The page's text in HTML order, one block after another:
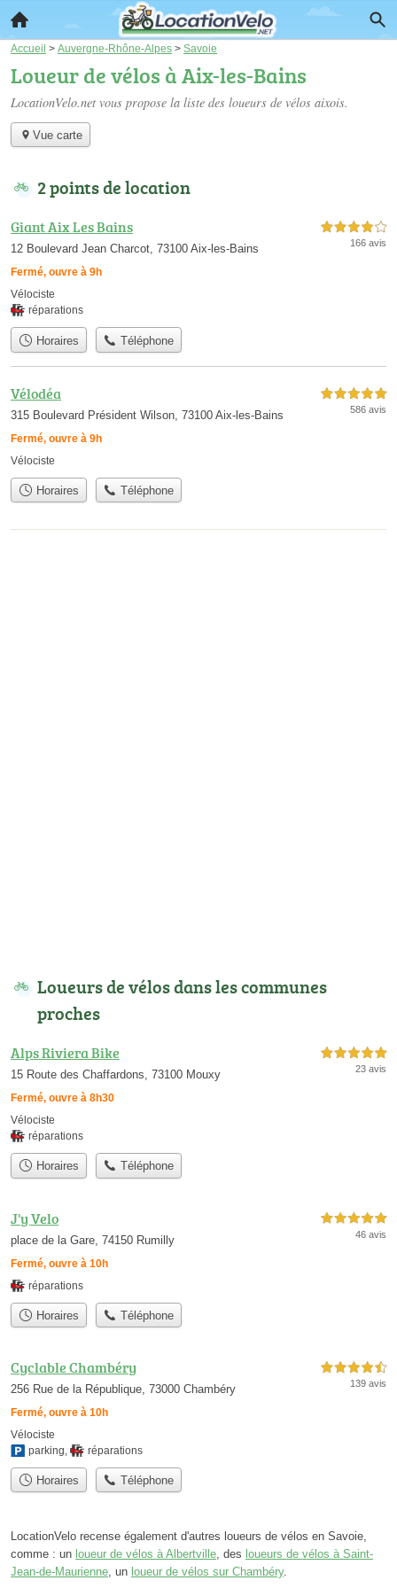
Accueil > Auvergne-Rhône-Alpes > Savoie
Loueur de vélos à Aix-les-Bains
LocationVelo.net vous propose la liste des loueurs de vélos aixois.
Vue carte
2 points de location
Giant Aix Les Bains
12 Boulevard Jean Charcot, 73100 Aix-les-Bains
Fermé, ouvre à 9h
4,0 étoiles sur 5
166 avis
Vélociste
réparations
Horaires Téléphone
Vélodéa
315 Boulevard Président Wilson, 73100 Aix-les-Bains
Fermé, ouvre à 9h
5,0 étoiles sur 5
586 avis
Vélociste
Horaires Téléphone
Loueurs de vélos dans les communes
proches
Alps Riviera Bike
15 Route des Chaffardons, 73100 Mouxy
Fermé, ouvre à 8h30
5,0 étoiles sur 5
23 avis
Vélociste
réparations
Horaires Téléphone
J'y Velo
place de la Gare, 74150 Rumilly
Fermé, ouvre à 10h
5,0 étoiles sur 5
46 avis
réparations
Horaires Téléphone
Cyclable Chambéry
256 Rue de la République, 73000 Chambéry
Fermé, ouvre à 10h
4,5 étoiles sur 5
139 avis
Vélociste
parking, réparations
Horaires Téléphone
LocationVelo recense également d'autres loueurs de vélos en Savoie,
comme : un loueur de vélos à Albertville, des loueurs de vélos à Saint-
Jean-de-Maurienne, un loueur de vélos sur Chambéry.